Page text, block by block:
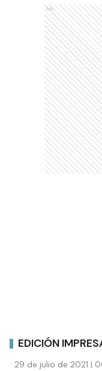
Ads
EDICIÓN
29 de julio de 2021 |